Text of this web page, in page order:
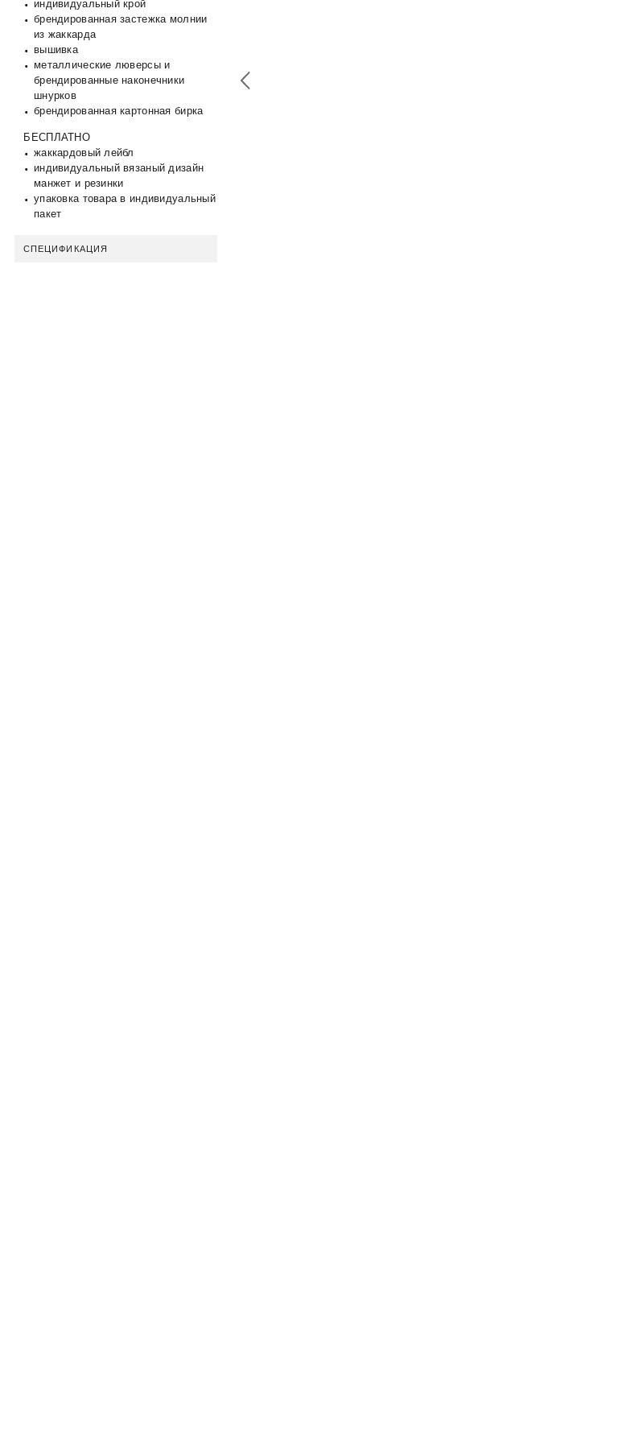
индивидуальный крой
брендированная застежка молнии
из жаккарда
вышивка
металлические люверсы и
брендированные наконечники
шнурков
брендированная картонная бирка
БЕСПЛАТНО
жаккардовый лейбл
индивидуальный вязаный дизайн
манжет и резинки
упаковка товара в индивидуальный
пакет
СПЕЦИФИКАЦИЯ